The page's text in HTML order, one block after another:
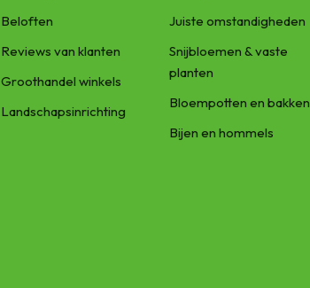
Beloften
Reviews van klanten
Groothandel winkels
Landschapsinrichting
Juiste omstandigheden
Snijbloemen & vaste
planten
Bloempotten en bakken
Bijen en hommels